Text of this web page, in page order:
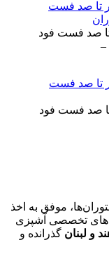
صد فست فود
–
صد فست فود
موفق به اخذ
تخصصی آشپزی
و لبنان گذرانده و